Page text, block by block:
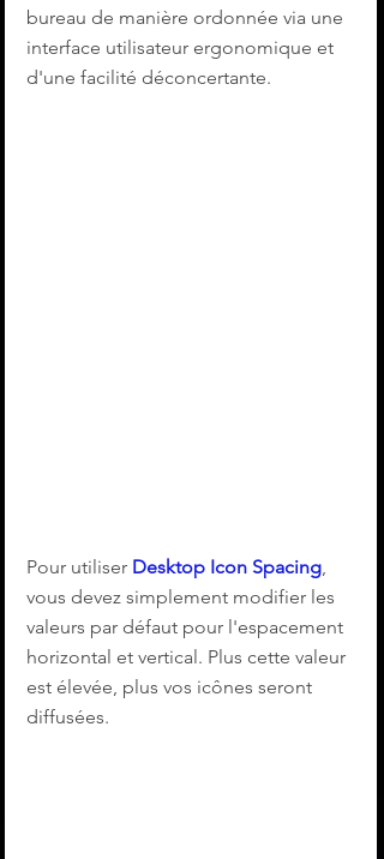
bureau de manière ordonnée via une
interface utilisateur ergonomique et
d'une facilité déconcertante.
Pour utiliser Desktop Icon Spacing,
vous devez simplement modifier les
valeurs par défaut pour l'espacement
horizontal et vertical. Plus cette valeur
est élevée, plus vos icônes seront
diffusées.